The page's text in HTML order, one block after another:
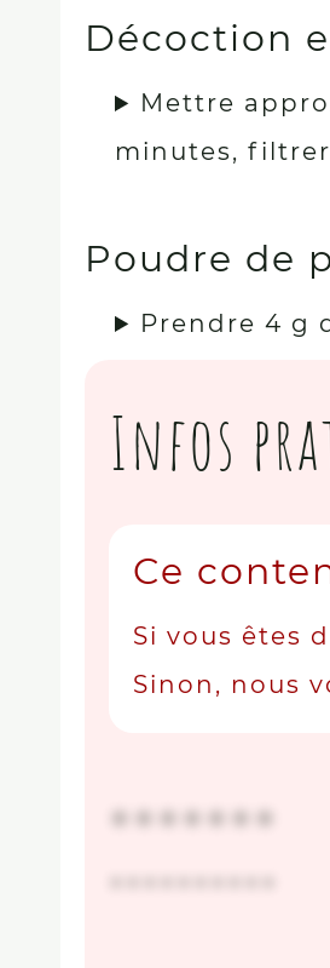
Décoction
Mettre
minutes,
Poudre de
Prendre 4 g
Infos
Ce
Si vous êtes
Sinon, nous
●●●●●●●